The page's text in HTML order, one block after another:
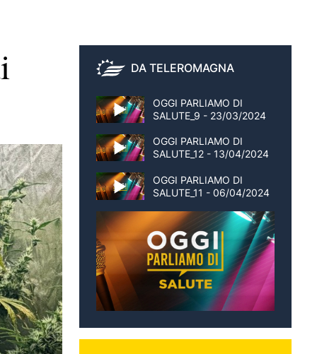
DA TELEROMAGNA
OGGI PARLIAMO DI
SALUTE_9 - 23/03/2024
OGGI PARLIAMO DI
SALUTE_12 - 13/04/2024
OGGI PARLIAMO DI
SALUTE_11 - 06/04/2024